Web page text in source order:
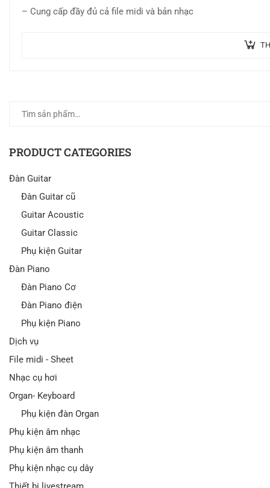
– Cung cấp đầy đủ cả file midi và bản nhạc
PRODUCT CATEGORIES
Đàn Guitar
Đàn Guitar cũ
Guitar Acoustic
Guitar Classic
Phụ kiện Guitar
Đàn Piano
Đàn Piano Cơ
Đàn Piano điện
Phụ kiện Piano
Dịch vụ
File midi - Sheet
Nhạc cụ hơi
Organ- Keyboard
Phụ kiện đàn Organ
Phụ kiện âm nhạc
Phụ kiện âm thanh
Phụ kiện nhạc cụ dây